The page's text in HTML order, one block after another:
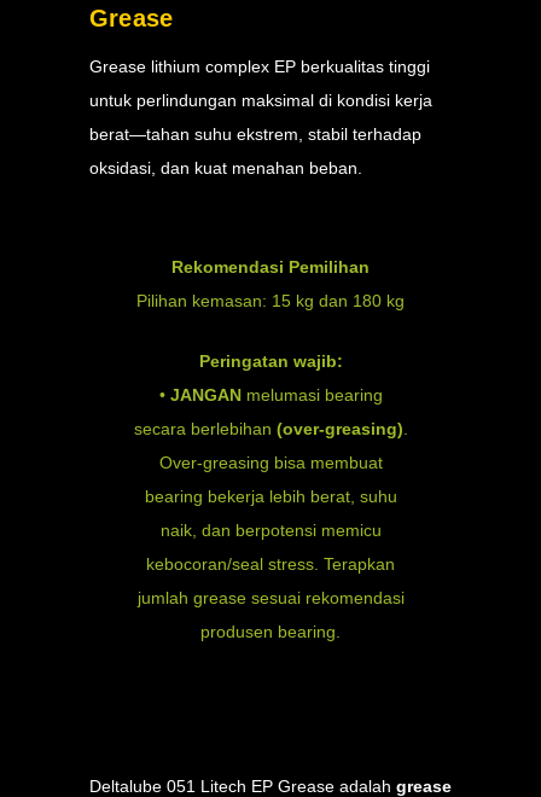
Grease
Grease lithium complex EP berkualitas tinggi
untuk perlindungan maksimal di kondisi kerja
berat—tahan suhu ekstrem, stabil terhadap
oksidasi, dan kuat menahan beban.
Rekomendasi Pemilihan
Pilihan kemasan: 15 kg dan 180 kg
Peringatan wajib:
• JANGANmelumasi bearing
secara berlebihan (over-greasing)
Over-greasing bisa membuat
bearing bekerja lebih berat, suhu
naik, dan berpotensi memicu
kebocoran/seal stress. Terapkan
jumlah grease sesuai rekomendasi
produsen bearing.
Deltalube 051 Litech EP Grease adalah grease